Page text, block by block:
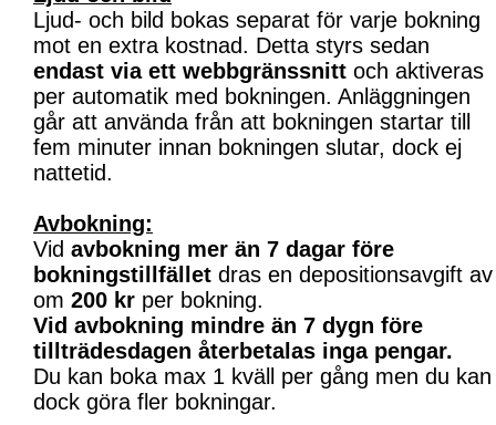
Ljud- och bild bokas separat för varje bokning
mot en extra kostnad. Detta styrs sedan
endast via ett webbgränssnitt och aktiveras
per automatik med bokningen. Anläggningen
går att använda från att bokningen startar till
fem minuter innan bokningen slutar, dock ej
nattetid.
Avbokning:
Vid avbokning mer än 7 dagar före
bokningstillfället dras en depositionsavgift av
om 200 kr per bokning.
Vid avbokning mindre än 7 dygn före
tillträdesdagen återbetalas inga pengar.
Du kan boka max 1 kväll per gång men du kan
dock göra fler bokningar.